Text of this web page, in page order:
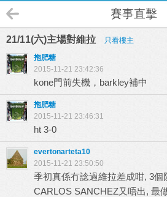
賽事直擊
21/11(六)主場對維拉 只看樓主
拖肥糖
2015-11-21 23:42:36
kone門前失機，barkley補中
拖肥糖
2015-11-21 23:46:31
ht 3-0
evertonarteta10
2015-11-21 23:50:50
季初真係冇諗過維拉差成咁, 3個
CARLOS SANCHEZ又唔出, 最